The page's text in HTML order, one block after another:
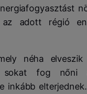
adott régió
néha elveszik
sokat fog nőni
inkább